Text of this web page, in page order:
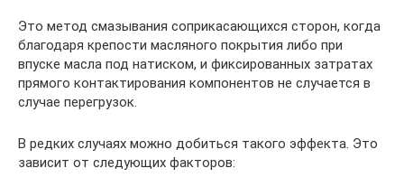
Это метод смазывания соприкасающихся сторон, когда
благодаря крепости масляного покрытия либо при
впуске масла под натиском, и фиксированных затратах
прямого контактирования компонентов не случается в
случае перегрузок.
В редких случаях можно добиться такого эффекта. Это
зависит от следующих факторов: